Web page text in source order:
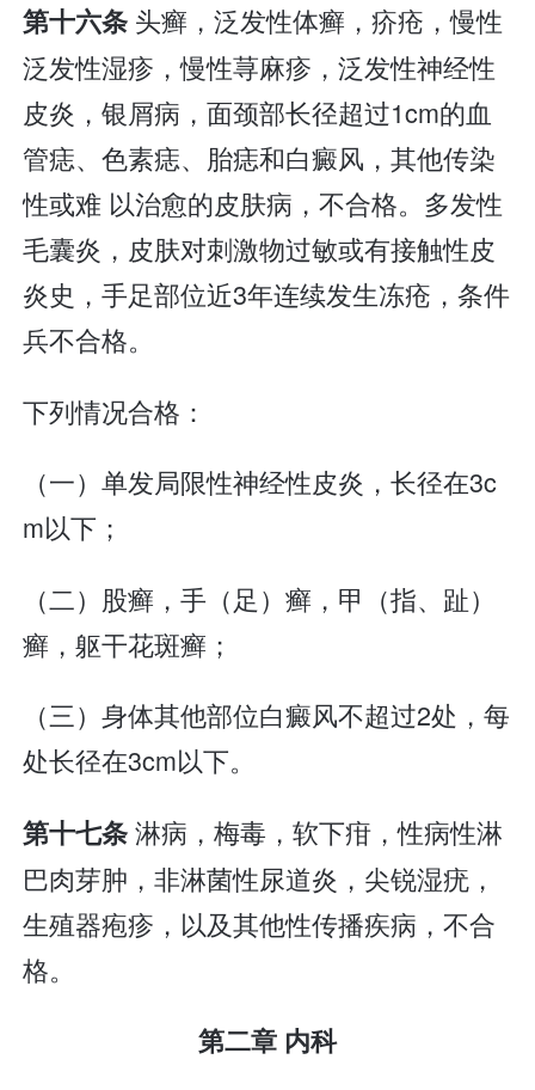
第十六条 头癣，泛发性体癣，疥疮，慢性
泛发性湿疹，慢性荨麻疹，泛发性神经性
皮炎，银屑病，面颈部长径超过1cm的血
管痣、色素痣、胎痣和白癜风，其他传染
性或难 以治愈的皮肤病，不合格。多发性
毛囊炎，皮肤对刺激物过敏或有接触性皮
炎史，手足部位近3年连续发生冻疮，条件
兵不合格。
下列情况合格：
（一）单发局限性神经性皮炎，长径在3c
m以下；
（二）股癣，手（足）癣，甲（指、趾）
癣，躯干花斑癣；
（三）身体其他部位白癜风不超过2处，每
处长径在3cm以下。
第十七条淋病，梅毒，软下疳，性病性淋
巴肉芽肿，非淋菌性尿道炎，尖锐湿疣，
生殖器疱疹，以及其他性传播疾病，不合
格。
第二章 内科